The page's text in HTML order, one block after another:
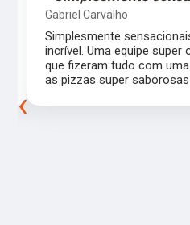
Gabriel Carvalho
Simplesmente
incrível. Uma equipe super
que fizeram tudo com
as pizzas super
‹